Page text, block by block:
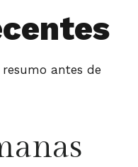
antes de